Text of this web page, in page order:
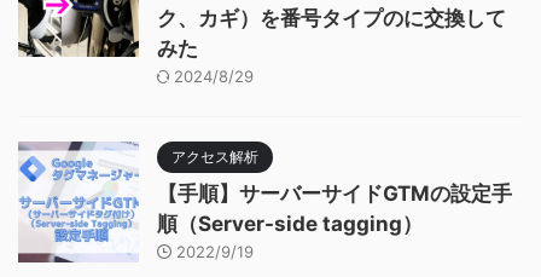
ク、カギ）を番号タイプのに交換して
みた
2024/8/29
アクセス解析
【手順】サーバーサイドGTMの設定手
順（Server-side tagging）
2022/9/19